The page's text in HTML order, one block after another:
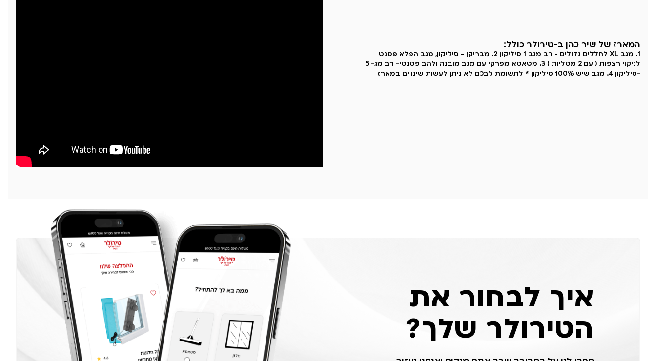
המארז של שיר כהן ב-טירולר כולל:
1. מגב XL לחללים גדולים - רב מגב 1 סיליקון 2. מבריקן - סיליקון, מגב הפלא פטנט
לניקוי רצפות ( עם 2 מטליות ) 3. מטאטא מפרקי עם מגב מובנה ולהב פטנטי- רב מג- 5
-סיליקון 4. מגב שיש 100% סיליקון * לתשומת לבכם לא ניתן לעשות שינויים במארז
איך לבחור את
הטירולר שלך?